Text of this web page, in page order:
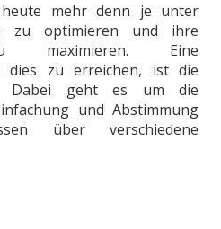
mehr denn je unter
zu optimieren und ihre
maximieren. Eine
dies zu erreichen, ist die
Dabei geht es um die
und Abstimmung
über verschiedene